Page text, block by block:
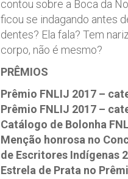
contou sobre a Boca da
ficou se indagando antes
dentes? Ela fala? Tem
corpo, não é mesmo?
PRÊMIOS
Prêmio FNLIJ 2017 –
Prêmio FNLIJ 2017 –
Catálogo de Bolonha
Menção honrosa no
de Escritores Indígenas
Estrela de Prata no